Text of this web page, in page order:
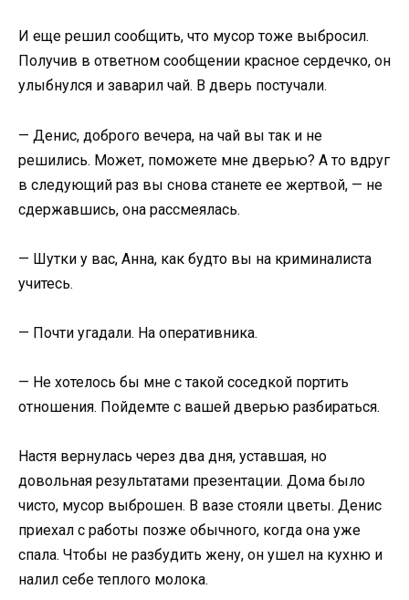
И еще решил сообщить, что мусор тоже выбросил.
Получив в ответном сообщении красное сердечко, он
улыбнулся и заварил чай. В дверь постучали.
— Денис, доброго вечера, на чай вы так и не
решились. Может, поможете мне дверью? А то вдруг
в следующий раз вы снова станете ее жертвой, — не
сдержавшись, она рассмеялась.
— Шутки у вас, Анна, как будто вы на криминалиста
учитесь.
— Почти угадали. На оперативника.
— Не хотелось бы мне с такой соседкой портить
отношения. Пойдемте с вашей дверью разбираться.
Настя вернулась через два дня, уставшая, но
довольная результатами презентации. Дома было
чисто, мусор выброшен. В вазе стояли цветы. Денис
приехал с работы позже обычного, когда она уже
спала. Чтобы не разбудить жену, он ушел на кухню и
налил себе теплого молока.